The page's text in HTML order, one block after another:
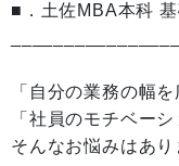
■．土佐MBA本科
「自分の業務の幅を
「社員のモチベー
そんなお悩みはあり